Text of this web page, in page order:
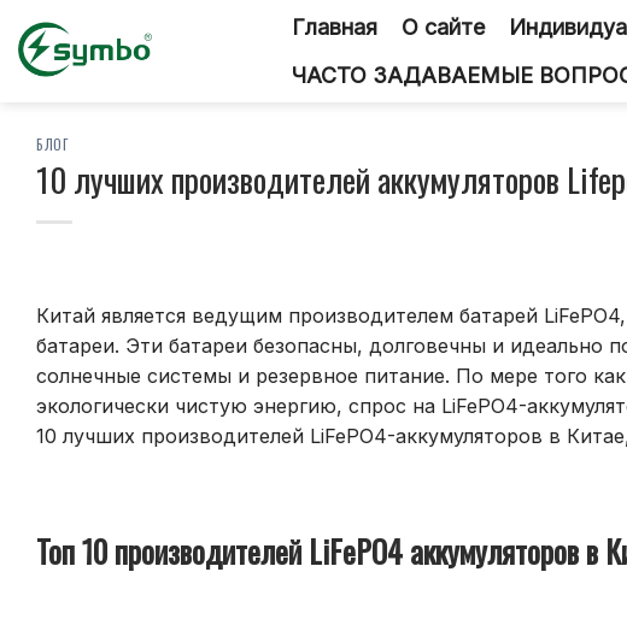
содержанию
Главная О сайте
ЧАСТО ЗАДАВАЕМЫЕ
БЛОГ
10 лучших производителей аккумуляторов
Китай является ведущим производителем батарей
батареи. Эти батареи безопасны, долговечны и идеально
солнечные системы и резервное питание. По мере того
экологически чистую энергию, спрос на LiFePO4-
10 лучших производителей LiFePO4-аккумуляторов в
Топ 10 производителей LiFePO4 аккумуляторов в